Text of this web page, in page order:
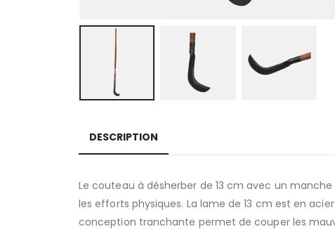
DESCRIPTION
Le couteau à désherber de 13 cm avec un
les efforts physiques. La lame de 13 cm est en
conception tranchante permet de couper les